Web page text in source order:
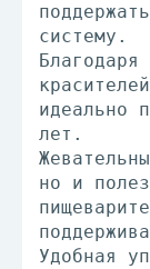
систему.
Благодаря
идеально
лет.
но и
Удобная